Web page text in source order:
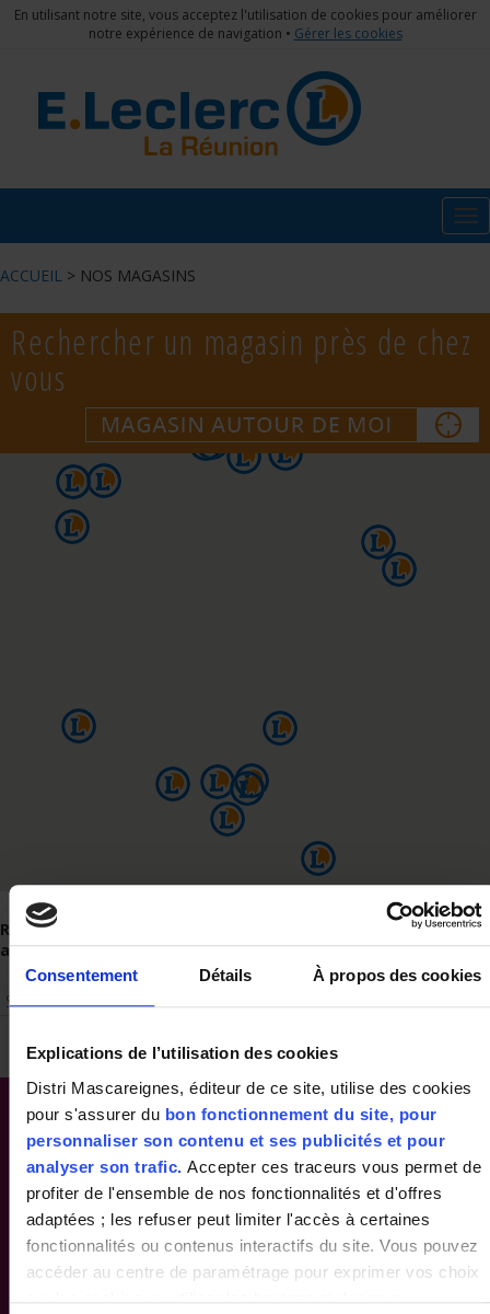
En utilisant notre site, vous acceptez l'utilisation de cookies pour améliorer
notre expérience de navigation • Gérer les cookies
Consentement Détails À propos des cookies
Explications de l’utilisation des cookies
Distri Mascareignes, éditeur de ce site, utilise des cookies
pour s'assurer du bon fonctionnement du site, pour
personnaliser son contenu et ses publicités et pour
analyser son trafic. Accepter ces traceurs vous permet de
profiter de l'ensemble de nos fonctionnalités et d'offres
adaptées ; les refuser peut limiter l'accès à certaines
fonctionnalités ou contenus interactifs du site. Vous pouvez
accéder au centre de paramétrage pour exprimer vos choix
ACCUEIL > NOS MAGASINS
Rechercher un magasin près de chez
vous
Renseignez un code postal et cliquez sur l'un des magasins
affichés en-dessous pour visualiser ses coordonnées